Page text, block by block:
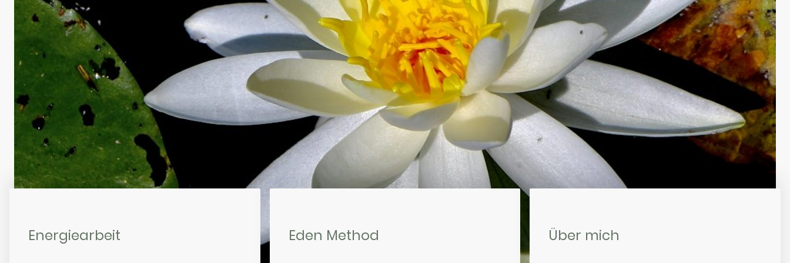
Energiearbeit Eden Method Über mich